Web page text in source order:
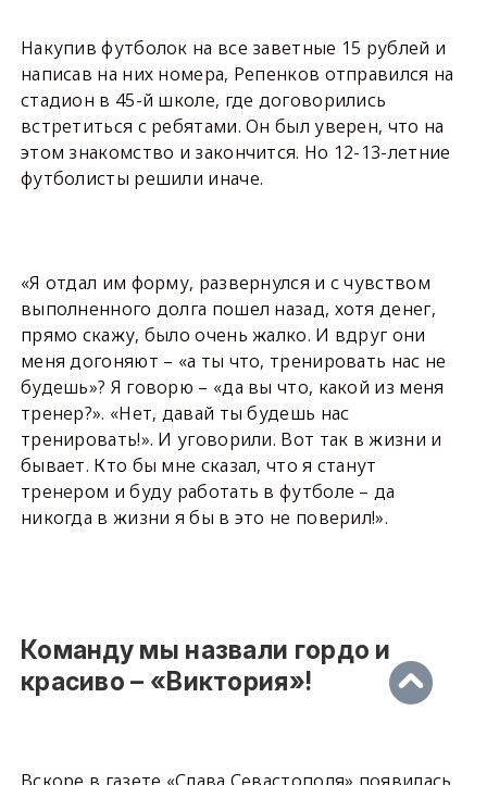
Накупив футболок на все заветные 15 рублей и
написав на них номера, Репенков отправился на
стадион в 45-й школе, где договорились
встретиться с ребятами. Он был уверен, что на
этом знакомство и закончится. Но 12-13-летние
футболисты решили иначе.
«Я отдал им форму, развернулся и с чувством
выполненного долга пошел назад, хотя денег,
прямо скажу, было очень жалко. И вдруг они
меня догоняют – «а ты что, тренировать нас не
будешь»? Я говорю – «да вы что, какой из меня
тренер?». «Нет, давай ты будешь нас
тренировать!». И уговорили. Вот так в жизни и
бывает. Кто бы мне сказал, что я станут
тренером и буду работать в футболе – да
никогда в жизни я бы в это не поверил!».
Команду мы назвали гордо и
красиво – «Виктория»!